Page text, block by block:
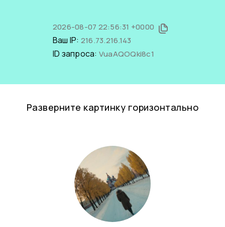
2026-08-07 22:56:31 +0000
Ваш IP: 216.73.216.143
ID запроса: VuaAQOQki8c1
Разверните картинку горизонтально